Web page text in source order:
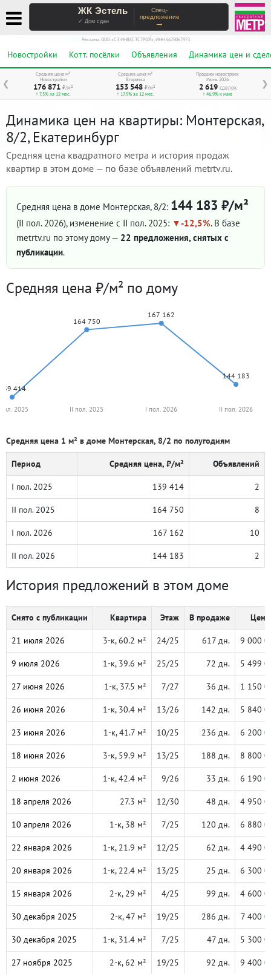
ЖК Эстель
✓ Дом сдан
Спец-
предложение
→
Реклама. ООО «СЗ ИНВЕСТСТРОЙ», ИНН 6678067973
Новостройки Котт. посёлки Объявления Динамика цен и
❮ ❯
Средняя цена м²
Новостройки
176 871 ₽/м²
↑ 7,5% за 12 мес.
Средняя цена м²
Вторичка
153 548 ₽/м²
↑ 17,9% за 12 мес.
Продажи новостроек
Июнь 2026
2 619 сделок
↑ 46,9% к маю
Динамика цен на квартиры: Монтерская,
8/2, Екатеринбург
Средняя цена квадратного метра и история продаж
квартир в этом доме — по базе объявлений metrtv.ru.
Средняя цена в доме Монтерская, 8/2: 144 183 ₽/м²
(II пол. 2026), изменение с II пол. 2025: -12,5%. В базе
metrtv.ru по этому дому — 22 предложения, снятых с
публикации.
Средняя цена ₽/м² по дому
414
164 750
167 162
144 183
2025 II пол. 2025 I пол. 2026 II пол. 2026
Средняя цена 1 м² в доме Монтерская, 8/2 по полугодиям
Период Средняя цена, ₽/м² Объявлений
I пол. 2025 139 414 2
II пол. 2025 164 750 8
I пол. 2026 167 162 10
II пол. 2026 144 183 2
История предложений в этом доме
Снято с публикации Квартира Этаж В продаже
21 июля 2026 3-к, 60.2 м² 24/25 617 дн. 9 000
9 июля 2026 1-к, 39.6 м² 25/25 72 дн. 5 499
27 июня 2026 1-к, 37.5 м² 7/27 36 дн. 1 150
26 июня 2026 1-к, 30.4 м² 13/26 142 дн. 5 840
23 июня 2026 1-к, 41.7 м² 10/25 236 дн. 6 200
18 июня 2026 3-к, 59.9 м² 13/25 188 дн. 8 800
2 июня 2026 1-к, 42.4 м² 9/26 33 дн. 6 190
18 апреля 2026 27.3 м² 12/30 48 дн. 4 950
10 апреля 2026 1-к, 38 м² 7/25 120 дн. 6 880
22 января 2026 1-к, 21.9 м² 12/25 62 дн. 4 490
20 января 2026 1-к, 22.4 м² 13/25 25 дн. 6 300
15 января 2026 2-к, 29 м² 4/25 99 дн. 4 600
30 декабря 2025 2-к, 47 м² 19/25 286 дн. 7 400
30 декабря 2025 1-к, 31.4 м² 7/25 47 дн. 5 300
27 ноября 2025 2-к, 62 м² 19/25 92 дн. 9 400